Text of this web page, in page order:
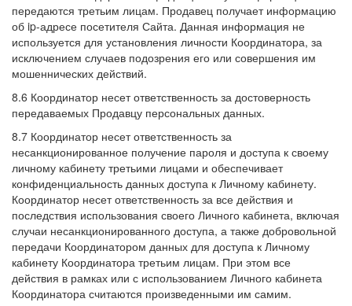
передаются третьим лицам. Продавец получает информацию
об ip-адресе посетителя Сайта. Данная информация не
используется для установления личности Координатора, за
исключением случаев подозрения его или совершения им
мошеннических действий.
8.6 Координатор несет ответственность за достоверность
передаваемых Продавцу персональных данных.
8.7 Координатор несет ответственность за
несанкционированное получение пароля и доступа к своему
личному кабинету третьими лицами и обеспечивает
конфиденциальность данных доступа к Личному кабинету.
Координатор несет ответственность за все действия и
последствия использования своего Личного кабинета, включая
случаи несанкционированного доступа, а также добровольной
передачи Координатором данных для доступа к Личному
кабинету Координатора третьим лицам. При этом все
действия в рамках или с использованием Личного кабинета
Координатора считаются произведенными им самим.